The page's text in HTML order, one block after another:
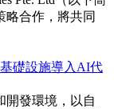
略合作，將共同
礎設施導入AI代
開發環境，以自